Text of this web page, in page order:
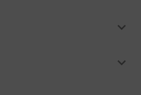

